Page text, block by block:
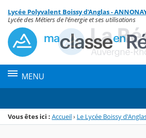
Menu de la rubrique
Contenu
Lycée Polyvalent Boissy d'Anglas -
Lycée des Métiers de l'énergie et ses utilisations
MENU
Vous êtes ici : Accueil› Le Lycée Boissy